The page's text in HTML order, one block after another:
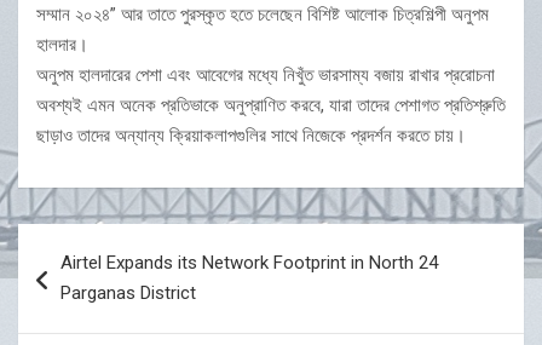
সম্মান ২০২৪” আর তাতে পুরস্কৃত হতে চলেছেন বিশিষ্ট আলোক চিত্রশিল্পী অনুপম
হালদার।
অনুপম হালদারের পেশা এবং আবেগের মধ্যে নিখুঁত ভারসাম্য বজায় রাখার প্ররোচনা
অবশ্যই এমন অনেক প্রতিভাকে অনুপ্রাণিত করবে, যারা তাদের পেশাগত প্রতিশ্রুতি
ছাড়াও তাদের অন্যান্য ক্রিয়াকলাপগুলির সাথে নিজেকে প্রদর্শন করতে চায়।
Post
navigation
Airtel Expands its Network Footprint in North 24
Parganas District